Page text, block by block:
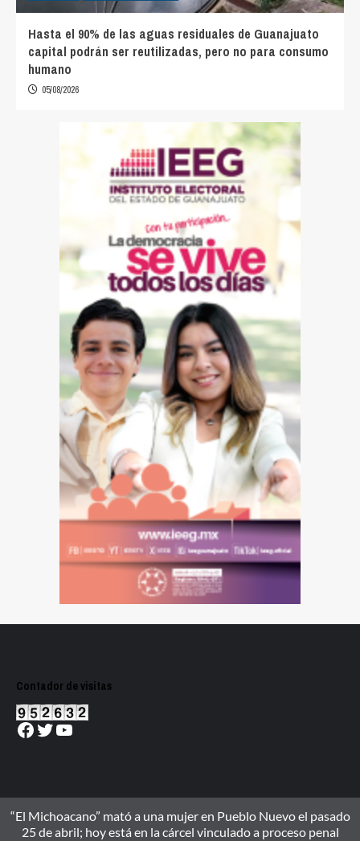
Hasta el 90% de las aguas residuales de Guanajuato
capital podrán ser reutilizadas, pero no para consumo
humano
05/08/2026
Contador de visitas
Facebook
Twitter
YouTube
“El Michoacano” mató a una mujer en Pueblo Nuevo el pasado
25 de abril; hoy está en la cárcel vinculado a proceso penal